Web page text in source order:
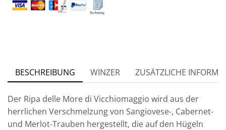
BESCHREIBUNG WINZER ZUSÄTZLICHE
Der Ripa delle More di Vicchiomaggio wird aus der
herrlichen Verschmelzung von Sangiovese-, Cabernet-
und Merlot-Trauben hergestellt, die auf den Hügeln